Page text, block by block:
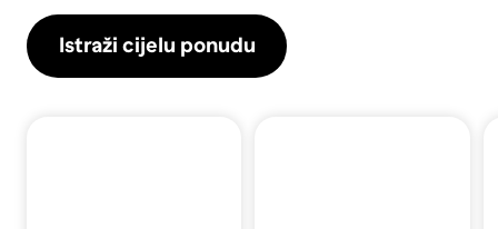
Istraži cijelu ponudu